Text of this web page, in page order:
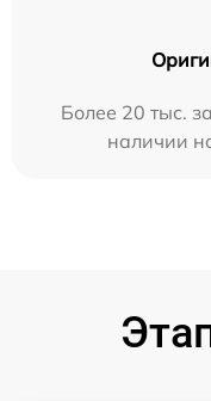
Более 20 тыс.
наличии